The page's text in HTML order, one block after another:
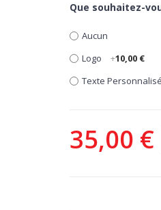
Que souhaitez-
Aucun
Logo
+10,00 €
Texte Personnalisé
35,00 €